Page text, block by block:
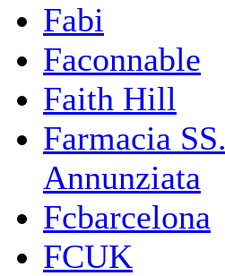
Fabi
Faconnable
Faith Hill
Farmacia SS.
Annunziata
Fcbarcelona
FCUK